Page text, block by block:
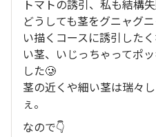
トマトの誘引、私も結構
どうしても茎をグニャグ
い描くコースに誘引した
い茎、いじっちゃってポ
した🥲
茎の近くや細い茎は瑞々
ぇ。
なので👇